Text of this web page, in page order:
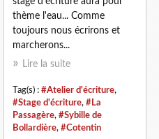
thème l'eau... Comme
toujours nous écrirons et
marcherons...
Lire la suite
Tag(s) : #Atelier d'écriture,
#Stage d'écriture, #La
Passagère, #Sybille de
Bollardière, #Cotentin